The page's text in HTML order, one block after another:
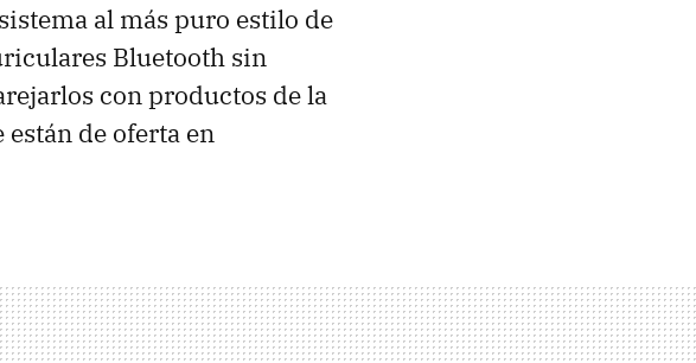
al más puro estilo de
Bluetooth sin
con productos de la
están de oferta en